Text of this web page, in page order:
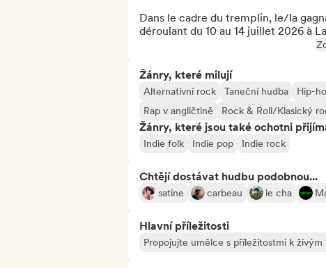
Dans le cadre du tremplin, le/la
déroulant du 10 au 14 juillet 2026 à
Žánry, které milují
Alternativní rock Taneční hudba Hip-
Rap v angličtině
Rock & Roll/Klasický
Žánry, které jsou také ochotni
Indie folk Indie pop Indie rock
Chtějí dostávat hudbu podobnou...
satine carbeau le cha
Hlavní příležitosti
Propojujte umělce s příležitostmi k živým